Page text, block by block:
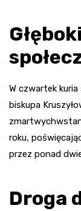
W czwartek
biskupa
roku,
przez ponad
Droga